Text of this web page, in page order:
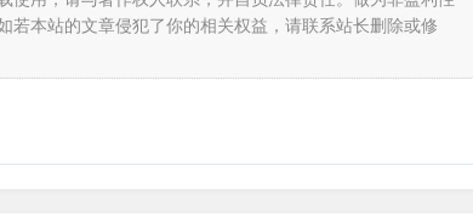
本站的文章侵犯了你的相关权益，请联系站长删除或修